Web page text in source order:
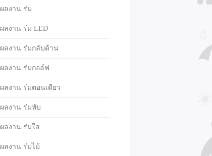
ผลงาน ร่ม
ผลงาน ร่ม LED
ผลงาน ร่มกลับด้าน
ผลงาน ร่มกอล์ฟ
ผลงาน ร่มตอนเดียว
ผลงาน ร่มพับ
ผลงาน ร่มใส
ผลงาน ร่มไม้